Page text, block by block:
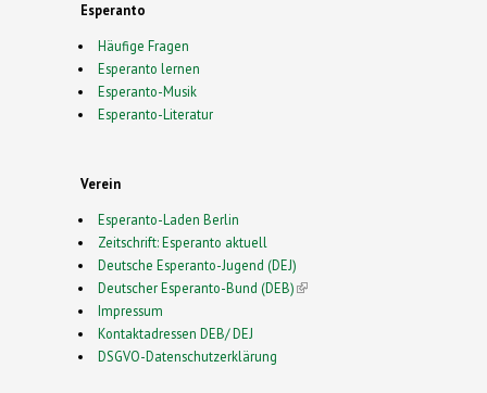
Esperanto
Häufige Fragen
Esperanto lernen
Esperanto-Musik
Esperanto-Literatur
Verein
Esperanto-Laden Berlin
Zeitschrift: Esperanto aktuell
Deutsche Esperanto-Jugend (DEJ)
Deutscher Esperanto-Bund (DEB)(link is external)
Impressum
Kontaktadressen DEB/ DEJ
DSGVO-Datenschutzerklärung